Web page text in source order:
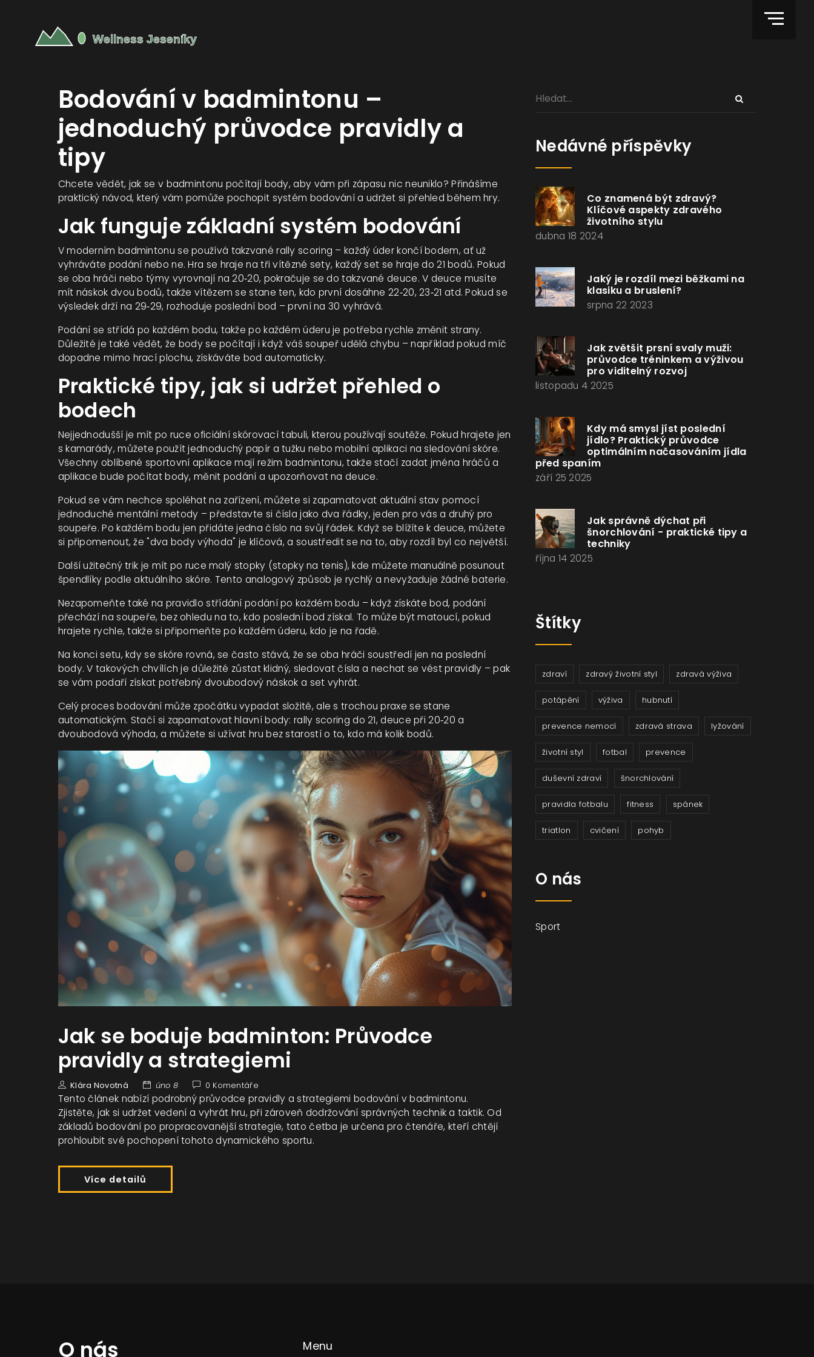
Bodování v badmintonu –
jednoduchý průvodce pravidly a
tipy
Chcete vědět, jak se v badmintonu počítají body, aby vám při zápasu nic neuniklo? Přinášíme
praktický návod, který vám pomůže pochopit systém bodování a udržet si přehled během hry.
Jak funguje základní systém bodování
V moderním badmintonu se používá takzvané rally scoring – každý úder končí bodem, ať už
vyhráváte podání nebo ne. Hra se hraje na tři vítězné sety, každý set se hraje do 21 bodů. Pokud
se oba hráči nebo týmy vyrovnají na 20‑20, pokračuje se do takzvané deuce. V deuce musíte
mít náskok dvou bodů, takže vítězem se stane ten, kdo první dosáhne 22‑20, 23‑21 atd. Pokud se
výsledek drží na 29‑29, rozhoduje poslední bod – první na 30 vyhrává.
Podání se střídá po každém bodu, takže po každém úderu je potřeba rychle změnit strany.
Důležité je také vědět, že body se počítají i když váš soupeř udělá chybu – například pokud míč
dopadne mimo hrací plochu, získáváte bod automaticky.
Praktické tipy, jak si udržet přehled o
bodech
Nejjednodušší je mít po ruce oficiální skórovací tabuli, kterou používají soutěže. Pokud hrajete jen
s kamarády, můžete použít jednoduchý papír a tužku nebo mobilní aplikaci na sledování skóre.
Všechny oblíbené sportovní aplikace mají režim badmintonu, takže stačí zadat jména hráčů a
aplikace bude počítat body, měnit podání a upozorňovat na deuce.
Pokud se vám nechce spoléhat na zařízení, můžete si zapamatovat aktuální stav pomocí
jednoduché mentální metody – představte si čísla jako dva řádky, jeden pro vás a druhý pro
soupeře. Po každém bodu jen přidáte jedna číslo na svůj řádek. Když se blížíte k deuce, můžete
si připomenout, že "dva body výhoda" je klíčová, a soustředit se na to, aby rozdíl byl co největší.
Další užitečný trik je mít po ruce malý stopky (stopky na tenis), kde můžete manuálně posunout
špendlíky podle aktuálního skóre. Tento analogový způsob je rychlý a nevyžaduje žádné baterie.
Nezapomeňte také na pravidlo střídání podání po každém bodu – když získáte bod, podání
přechází na soupeře, bez ohledu na to, kdo poslední bod získal. To může být matoucí, pokud
hrajete rychle, takže si připomeňte po každém úderu, kdo je na řadě.
Na konci setu, kdy se skóre rovná, se často stává, že se oba hráči soustředí jen na poslední
body. V takových chvílích je důležité zůstat klidný, sledovat čísla a nechat se vést pravidly – pak
se vám podaří získat potřebný dvoubodový náskok a set vyhrát.
Celý proces bodování může zpočátku vypadat složitě, ale s trochou praxe se stane
automatickým. Stačí si zapamatovat hlavní body: rally scoring do 21, deuce při 20‑20 a
dvoubodová výhoda, a můžete si užívat hru bez starostí o to, kdo má kolik bodů.
Jak se boduje badminton: Průvodce
pravidly a strategiemi
Klára Novotná úno 8 0 Komentáře
Tento článek nabízí podrobný průvodce pravidly a strategiemi bodování v badmintonu.
Zjistěte, jak si udržet vedení a vyhrát hru, při zároveň dodržování správných technik a taktik. Od
základů bodování po propracovanější strategie, tato četba je určena pro čtenáře, kteří chtějí
prohloubit své pochopení tohoto dynamického sportu.
Více detailů
Nedávné příspěvky
Co znamená být zdravý?
Klíčové aspekty zdravého
životního stylu
dubna 18 2024
Jaký je rozdíl mezi běžkami na
klasiku a bruslení?
srpna 22 2023
Jak zvětšit prsní svaly muži:
průvodce tréninkem a výživou
pro viditelný rozvoj
listopadu 4 2025
Kdy má smysl jíst poslední
jídlo? Praktický průvodce
optimálním načasováním jídla
před spaním
září 25 2025
Jak správně dýchat při
šnorchlování - praktické tipy a
techniky
října 14 2025
Štítky
zdraví zdravý životní styl zdravá výživa
potápění výživa hubnutí
prevence nemocí zdravá strava lyžování
životní styl fotbal prevence
duševní zdraví šnorchlování
pravidla fotbalu fitness spánek
triatlon cvičení pohyb
O nás
Sport
O nás Menu